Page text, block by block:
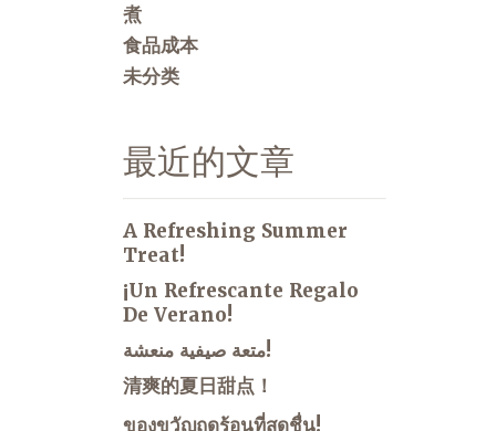
煮
食品成本
未分类
最近的文章
A Refreshing Summer
Treat!
¡Un Refrescante Regalo
De Verano!
متعة صيفية منعشة!
清爽的夏日甜点！
ของขวัญฤดูร้อนที่สดชื่น!